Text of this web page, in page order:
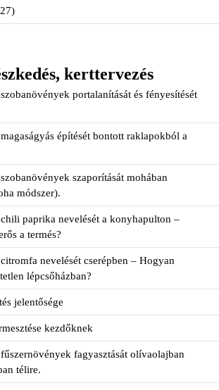
kerttervezés
portalanítását és fényesítését
építését bontott raklapokból a
szaporítását mohában
módszer).
paprika nevelését a konyhapulton –
a termés?
nevelését cserépben – Hogyan
lépcsőházban?
jelentősége
kezdőknek
fagyasztását olívaolajban
télire.